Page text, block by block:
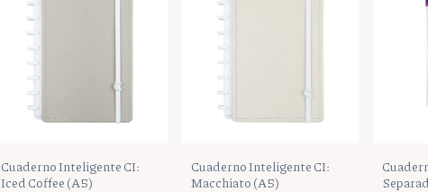
Cuaderno Inteligente CI:
Iced Coffee (A5)
Cuaderno Inteligente CI:
Macchiato (A5)